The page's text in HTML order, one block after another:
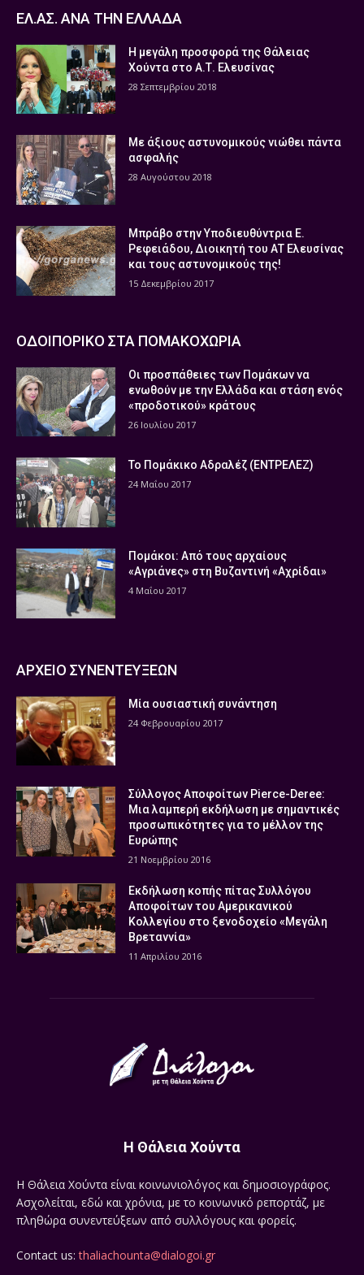
ΕΛ.ΑΣ. ΑΝΑ ΤΗΝ ΕΛΛΑΔΑ
Η μεγάλη προσφορά της Θάλειας
Χούντα στο Α.Τ. Ελευσίνας
28 Σεπτεμβρίου 2018
Με άξιους αστυνομικούς νιώθει πάντα
ασφαλής
28 Αυγούστου 2018
Μπράβο στην Υποδιευθύντρια Ε.
Ρεφειάδου, Διοικητή του ΑΤ Ελευσίνας
και τους αστυνομικούς της!
15 Δεκεμβρίου 2017
ΟΔΟΙΠΟΡΙΚΟ ΣΤΑ ΠΟΜΑΚΟΧΩΡΙΑ
Οι προσπάθειες των Πομάκων να
ενωθούν με την Ελλάδα και στάση ενός
«προδοτικού» κράτους
26 Ιουλίου 2017
Το Πομάκικο Αδραλέζ (ΕΝΤΡΕΛΕΖ)
24 Μαΐου 2017
Πομάκοι: Από τους αρχαίους
«Αγριάνες» στη Βυζαντινή «Αχρίδαι»
4 Μαΐου 2017
ΑΡΧΕΙΟ ΣΥΝΕΝΤΕΥΞΕΩΝ
Μία ουσιαστική συνάντηση
24 Φεβρουαρίου 2017
Σύλλογος Αποφοίτων Pierce-Deree:
Μια λαμπερή εκδήλωση με σημαντικές
προσωπικότητες για το μέλλον της
Ευρώπης
21 Νοεμβρίου 2016
Εκδήλωση κοπής πίτας Συλλόγου
Αποφοίτων του Αμερικανικού
Κολλεγίου στο ξενοδοχείο «Μεγάλη
Βρεταννία»
11 Απριλίου 2016
Η Θάλεια Χούντα
Η Θάλεια Χούντα είναι κοινωνιολόγος και δημοσιογράφος.
Ασχολείται, εδώ και χρόνια, με το κοινωνικό ρεπορτάζ, με
πληθώρα συνεντεύξεων από συλλόγους και φορείς.
Contact us:thaliachounta@dialogoi.gr